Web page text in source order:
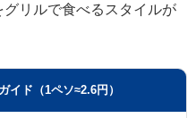
リルで食べるスタイルが
イド（1ペソ≈2.6円）